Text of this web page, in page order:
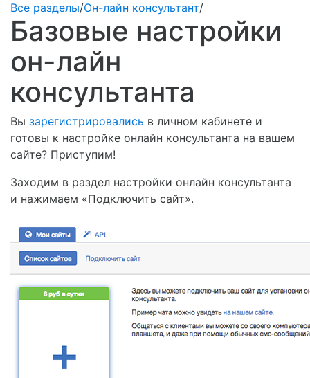
Все разделы/Он-лайн консультант/
Базовые настройки
он-лайн
консультанта
Вы зарегистрировались в личном кабинете и
готовы к настройке онлайн консультанта на вашем
сайте? Приступим!
Заходим в раздел настройки онлайн консультанта
и нажимаем «Подключить сайт».